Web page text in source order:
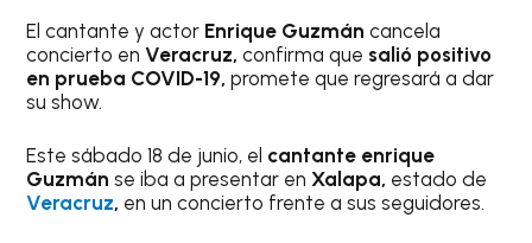
El cantante y actor Enrique Guzmán cancela
concierto enVeracruz, confirma que salió positivo
en prueba COVID-19, promete que regresará a dar
su show.
Este sábado 18 de junio, el cantante enrique
Guzmán se iba a presentar enXalapa, estado de
Veracruz, en un concierto frente a sus seguidores.